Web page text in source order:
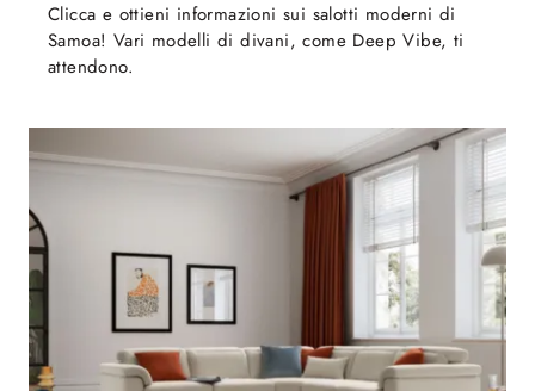
Clicca e ottieni informazioni sui salotti moderni di
Samoa! Vari modelli di divani, come Deep Vibe, ti
attendono.